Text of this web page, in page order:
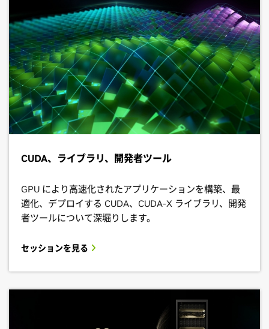
CUDA、ライブラリ、開発者ツール
GPU により高速化されたアプリケーションを構築、最
適化、デプロイする CUDA、CUDA-X ライブラリ、開発
者ツールについて深堀りします。
セッションを見る